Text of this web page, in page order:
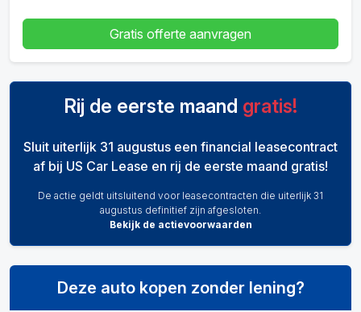
Gratis offerte aanvragen
Rij de eerste maand gratis!
Sluit uiterlijk 31 augustus een financial leasecontract
af bij US Car Lease en rij de eerste maand gratis!
De actie geldt uitsluitend voor leasecontracten die uiterlijk 31
augustus definitief zijn afgesloten.
Bekijk de actievoorwaarden
Deze auto kopen zonder lening?